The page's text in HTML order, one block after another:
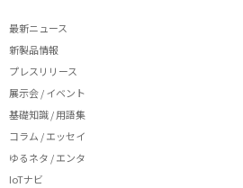
最新ニュース
新製品情報
プレスリリース
展示会 / イベント
基礎知識 / 用語集
コラム / エッセイ
ゆるネタ / エンタ
IoTナビ